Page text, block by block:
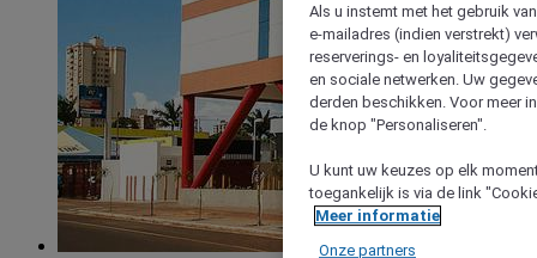
Als u instemt met het gebruik
e-mailadres (indien verstrekt)
reserverings- en
en sociale netwerken. Uw
derden beschikken. Voor meer
de knop "Personaliseren".
U kunt uw keuzes op elk
toegankelijk is via de link
Meer informatie
Onze partners